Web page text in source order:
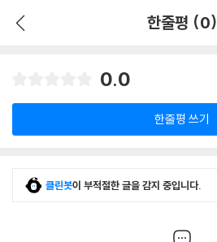
한줄평 (0)
0.0
한줄평 쓰기
클린봇이 부적절한 글을 감지 중입니다.